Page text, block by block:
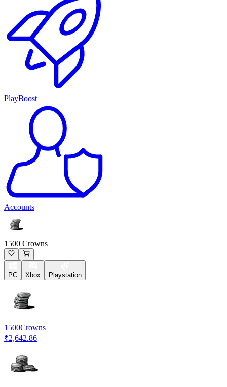
PlayBoost
Accounts
1500 Crowns
PC Xbox Playstation
1500Crowns
₹2,642.86